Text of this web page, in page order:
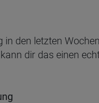
in den letzten
dir das einen